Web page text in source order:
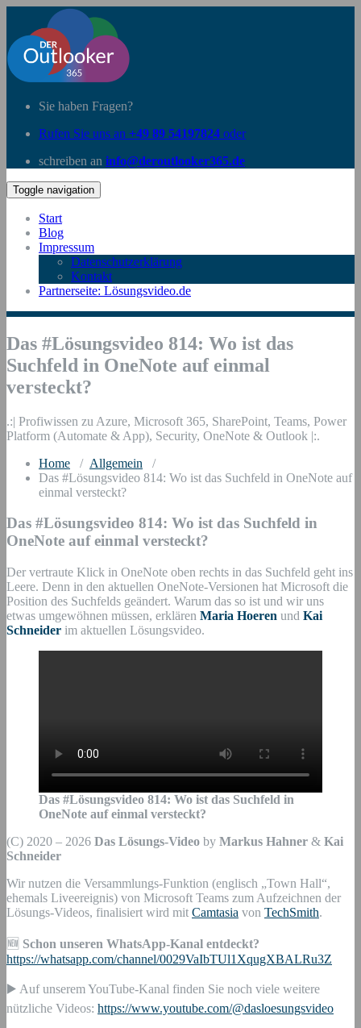
Sie haben Fragen?
Rufen Sie uns an +49 89 54197824 oder
schreiben an info@deroutlooker365.de
Toggle navigation
Start
Blog
Impressum
Datenschutzerklärung
Kontakt
Partnerseite: Lösungsvideo.de
Das #Lösungsvideo 814: Wo ist das
Suchfeld in OneNote auf einmal
versteckt?
.:| Profiwissen zu Azure, Microsoft 365, SharePoint, Teams, Power
Platform (Automate & App), Security, OneNote & Outlook |:.
Home / Allgemein /
Das #Lösungsvideo 814: Wo ist das Suchfeld in OneNote auf
einmal versteckt?
Das #Lösungsvideo 814: Wo ist das Suchfeld in
OneNote auf einmal versteckt?
Der vertraute Klick in OneNote oben rechts in das Suchfeld geht ins
Leere. Denn in den aktuellen OneNote-Versionen hat Microsoft die
Position des Suchfelds geändert. Warum das so ist und wir uns
etwas umgewöhnen müssen, erklären Maria Hoeren und Kai
Schneider im aktuellen Lösungsvideo.
Das #Lösungsvideo 814: Wo ist das Suchfeld in
OneNote auf einmal versteckt?
(C) 2020 – 2026 Das Lösungs-Video by Markus Hahner & Kai
Schneider
Wir nutzen die Versammlungs-Funktion (englisch „Town Hall“,
ehemals Liveereignis) von Microsoft Teams zum Aufzeichnen der
Lösungs-Videos, finalisiert wird mit Camtasia von TechSmith.
🆕 Schon unseren WhatsApp-Kanal entdeckt?
https://whatsapp.com/channel/0029VaIbTUl1XqugXBALRu3Z
▶️ Auf unserem YouTube-Kanal finden Sie noch viele weitere
nützliche Videos: https://www.youtube.com/@dasloesungsvideo